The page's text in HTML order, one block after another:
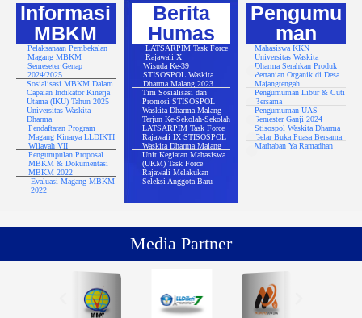
Informasi
MBKM
Pelaksanaan Pembekalan
Magang MBKM
Semeseter Genap
2024/2025
Sosialisasi MBKM Dalam
Capaian Indikator Kinerja
Utama (IKU) Tahun 2025
Universitas Waskita
Dharma
Pendaftaran Program
Magang Kinarya LLDIKTI
Wilayah VII
Pengumpulan Proposal
MBKM & Dokumentasi
MBKM 2022
Evaluasi Magang MBKM
2022
Berita
Humas
LATSARPIM Task Force
Rajawali X
Wisuda Ke-39
STISOSPOL Waskita
Dharma Malang 2023
Tim Sosialisasi dan
Promosi STISOSPOL
Waskita Dharma Malang
Terjun Ke-Sekolah-Sekolah
LATSARPIM Task Force
Rajawali IX STISOSPOL
Waskita Dharma Malang
Unit Kegiatan Mahasiswa
(UKM) Task Force
Rajawali Melakukan
Seleksi Anggota Baru
Pengumu
man
Mahasiswa KKN
Universitas Waskita
Dharma Serahkan Produk
Pertanian Organik di Desa
Majangtengah
Pengumuman Libur & Cuti
Bersama
Pengumuman UAS
Semester Ganji 2024
Stisospol Waskita Dharma
Gelar Buka Puasa Bersama
Marhaban Ya Ramadhan
Media Partner